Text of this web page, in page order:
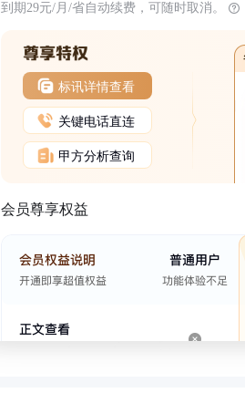
到期29元/月/省自动续费，可随时取消。
标讯详情查看
关键电话直连
甲方分析查询
会员尊享权益